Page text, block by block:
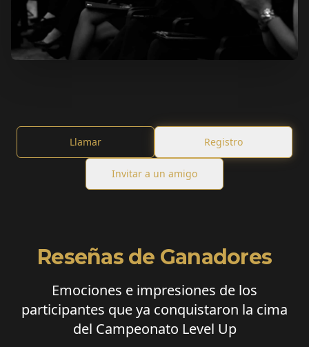
Llamar Registro
Invitar a un amigo
Reseñas de Ganadores
Emociones e impresiones de los
participantes que ya conquistaron la cima
del Campeonato Level Up